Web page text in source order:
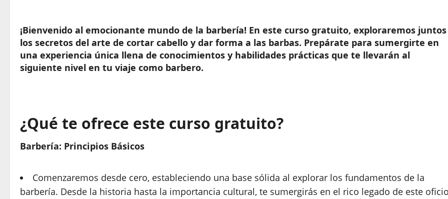
¡Bienvenido al emocionante mundo de la barbería! En este curso gratuito, exploraremos juntos
los secretos del arte de cortar cabello y dar forma a las barbas. Prepárate para sumergirte en
una experiencia única llena de conocimientos y habilidades prácticas que te llevarán al
siguiente nivel en tu viaje como barbero.
¿Qué te ofrece este curso gratuito?
Barbería: Principios Básicos
Comenzaremos desde cero, estableciendo una base sólida al explorar los fundamentos de la
barbería. Desde la historia hasta la importancia cultural, te sumergirás en el rico legado de este